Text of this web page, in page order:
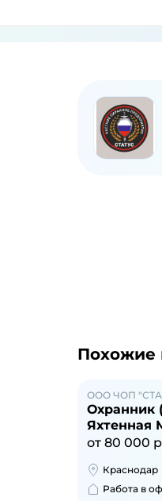
Похожие
ООО ЧОП
Охранник
Яхтенная
от 80 000
Краснодар
Работа в